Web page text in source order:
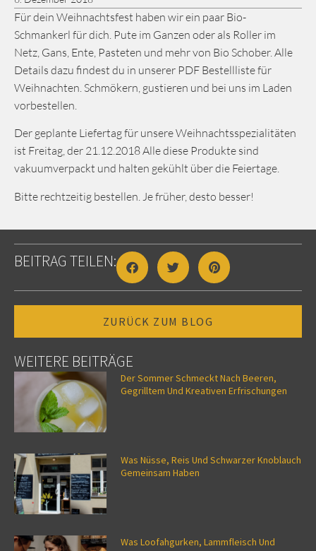
Für dein Weihnachtsfest haben wir ein paar Bio-
Schmankerl für dich. Pute im Ganzen oder als Roller im
Netz, Gans, Ente, Pasteten und mehr von Bio Schober. Alle
Details dazu findest du in unserer PDF Bestellliste für
Weihnachten. Schmökern, gustieren und bei uns im Laden
vorbestellen.
Der geplante Liefertag für unsere Weihnachtsspezialitäten
ist Freitag, der 21.12.2018 Alle diese Produkte sind
vakuumverpackt und halten gekühlt über die Feiertage.
Bitte rechtzeitig bestellen. Je früher, desto besser!
BEITRAG TEILEN:
ZURÜCK ZUM BLOG
WEITERE BEITRÄGE
Der Sommer Schmeckt Nach Beeren,
Gegrilltem Und Kreativen Erfrischungen
Was Nüsse, Reis Und Schwarzer Knoblauch
Gemeinsam Haben
Was Loofahgurken, Lammfleisch Und